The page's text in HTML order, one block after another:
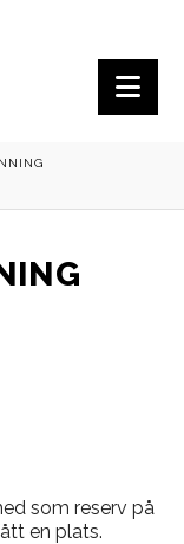
som reserv på
en plats.